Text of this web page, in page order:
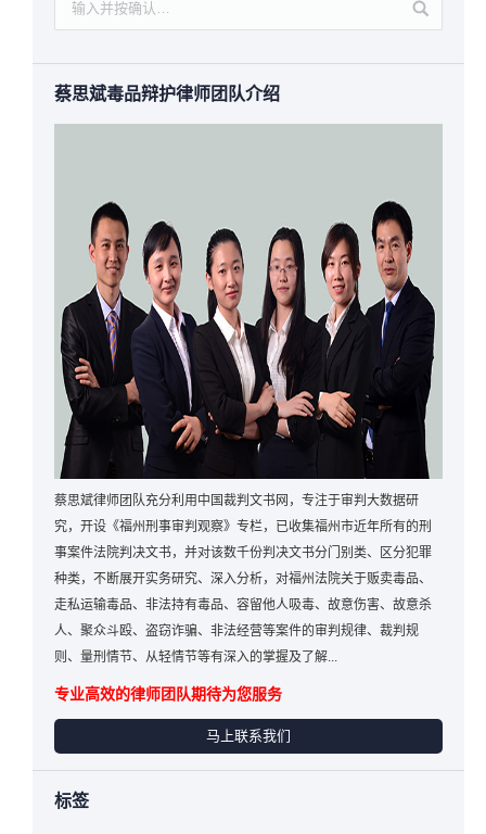
蔡思斌毒品辩护律师团队介绍
蔡思斌律师团队充分利用中国裁判文书网，专注于审判大数据研
究，开设《福州刑事审判观察》专栏，已收集福州市近年所有的刑
事案件法院判决文书，并对该数千份判决文书分门别类、区分犯罪
种类，不断展开实务研究、深入分析，对福州法院关于贩卖毒品、
走私运输毒品、非法持有毒品、容留他人吸毒、故意伤害、故意杀
人、聚众斗殴、盗窃诈骗、非法经营等案件的审判规律、裁判规
则、量刑情节、从轻情节等有深入的掌握及了解...
专业高效的律师团队期待为您服务
马上联系我们
标签